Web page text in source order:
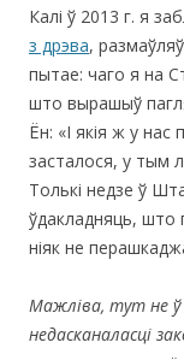
Калі ў 2013 г. я
з дрэва,
пытае: чаго я на
што вырашыў
Ён: «І якія ж у нас
засталося, у тым
Толькі недзе ў
ўдакладняць, што
ніяк не
Мажліва, тут не ў
недасканаласці